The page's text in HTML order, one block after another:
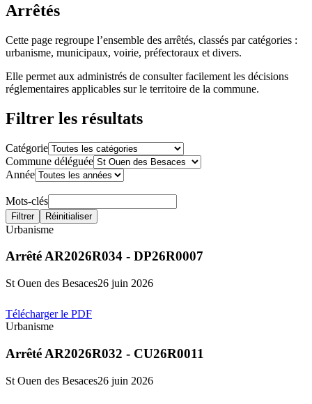
Arrêtés
Cette page regroupe l’ensemble des arrêtés, classés par catégories :
urbanisme, municipaux, voirie, préfectoraux et divers.
Elle permet aux administrés de consulter facilement les décisions
réglementaires applicables sur le territoire de la commune.
Filtrer les résultats
Catégorie
Commune déléguée
Année
Mots-clés
Filtrer Réinitialiser
Urbanisme
Arrêté AR2026R034 - DP26R0007
St Ouen des Besaces26 juin 2026
Télécharger le PDF
Urbanisme
Arrêté AR2026R032 - CU26R0011
St Ouen des Besaces26 juin 2026